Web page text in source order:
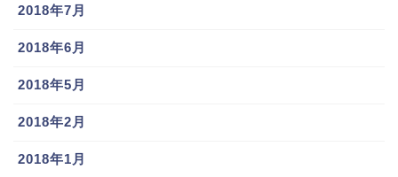
2018年7月
2018年6月
2018年5月
2018年2月
2018年1月